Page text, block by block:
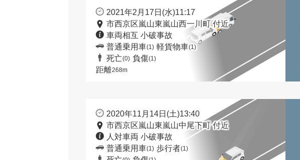
2021年2月17日(水)11:17
市西京区嵐山東嵐山西一川町 付近
車両相互 小破事故
普通乗用車(1) 軽貨物車(1)
死亡(0) 負傷(1)
距離268m
2020年11月14日(土)13:40
市西京区嵐山東嵐山中尾下町 付近
人対車両 小破事故
普通乗用車(1) 歩行者(1)